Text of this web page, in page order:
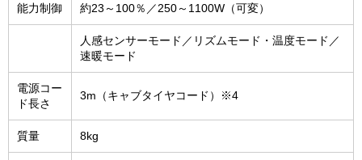
能力制御 約23～100％／250～1100W（可変）
人感センサーモード／リズムモード・温度モード／
速暖モード
電源コー
ド長さ
3m（キャブタイヤコード）※4
質量 8kg